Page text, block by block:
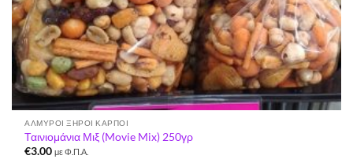
ΑΛΜΥΡΟΊ ΞΗΡΟΊ ΚΑΡΠΟΊ
Ταινιομάνια Μιξ (Movie Mix) 250γρ
€3.00 με Φ.Π.Α.